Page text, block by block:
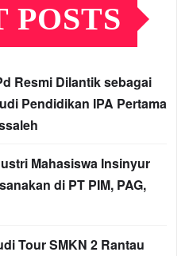
POSTS
Resmi Dilantik sebagai
Pendidikan IPA Pertama
Mahasiswa Insinyur
di PT PIM, PAG,
Tour SMKN 2 Rantau